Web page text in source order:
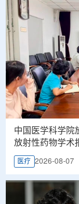
中国医学科学院
放射性药物学术
医疗 2026-08-07